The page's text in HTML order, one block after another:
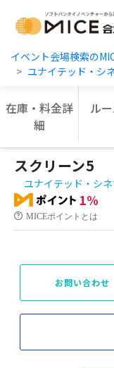
イベント会場検索の
ユナイテッド・シ
在庫・料金詳
細
ル
スクリーン5
ユナイテッド・シ
1%
MICEポイントとは
お問い合わせ